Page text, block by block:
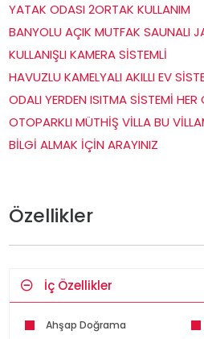
YATAK ODASI 2ORTAK KULLANIM
BANYOLU AÇIK MUTFAK SAUNALI
KULLANIŞLI KAMERA SİSTEMLİ
HAVUZLU KAMELYALI AKILLI EV
ODALI YERDEN ISITMA SİSTEMİ
OTOPARKLI MÜTHİŞ VİLLA BU
BİLGİ ALMAK İÇİN ARAYINIZ
Özellikler
İç Özellikler
Ahşap Doğrama